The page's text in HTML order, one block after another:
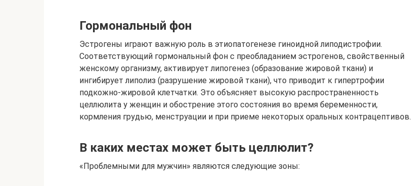
Гормональный фон
Эстрогены играют важную роль в этиопатогенезе гиноидной липодистрофии.
Соответствующий гормональный фон с преобладанием эстрогенов, свойственный
женскому организму, активирует липогенез (образование жировой ткани) и
ингибирует липолиз (разрушение жировой ткани), что приводит к гипертрофии
подкожно-жировой клетчатки. Это объясняет высокую распространенность
целлюлита у женщин и обострение этого состояния во время беременности,
кормления грудью, менструации и при приеме некоторых оральных контрацептивов.
В каких местах может быть целлюлит?
«Проблемными для мужчин» являются следующие зоны: